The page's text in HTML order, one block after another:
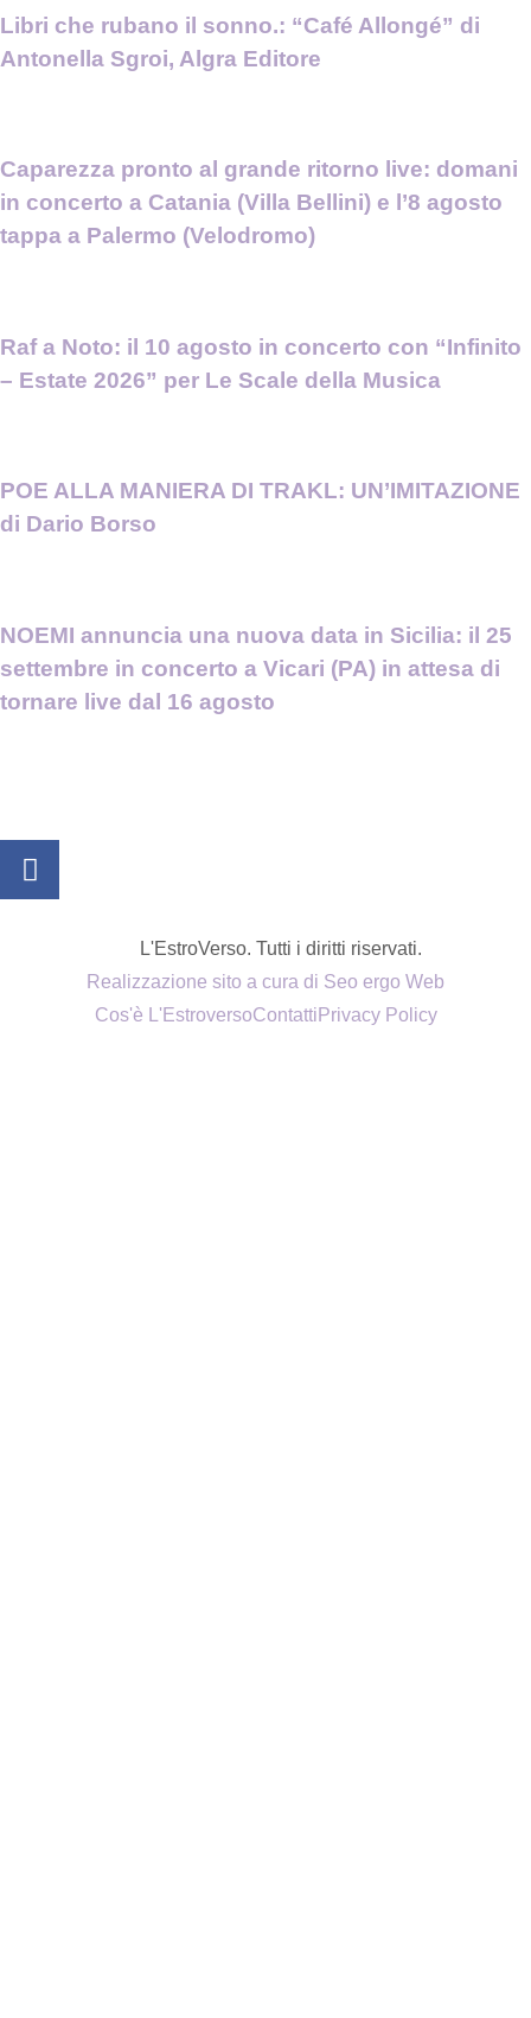
Libri che rubano il sonno.: “Café Allongé” di
Antonella Sgroi, Algra Editore
Caparezza pronto al grande ritorno live: domani
in concerto a Catania (Villa Bellini) e l’8 agosto
tappa a Palermo (Velodromo)
Raf a Noto: il 10 agosto in concerto con “Infinito
– Estate 2026” per Le Scale della Musica
POE ALLA MANIERA DI TRAKL: UN’IMITAZIONE
di Dario Borso
NOEMI annuncia una nuova data in Sicilia: il 25
settembre in concerto a Vicari (PA) in attesa di
tornare live dal 16 agosto
L'EstroVerso. Tutti i diritti riservati.
Realizzazione sito a cura di Seo ergo Web
Cos'è L'EstroversoContatti Privacy Policy